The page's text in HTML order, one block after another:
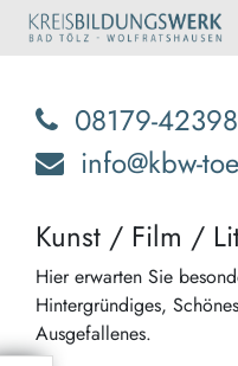
08179-
info@kbw-
Kunst / Film /
Hier erwarten Sie
Hintergründiges,
Ausgefallenes.